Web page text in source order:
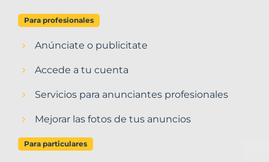
Para profesionales
Anúnciate o publicitate
Accede a tu cuenta
Servicios para anunciantes profesionales
Mejorar las fotos de tus anuncios
Para particulares